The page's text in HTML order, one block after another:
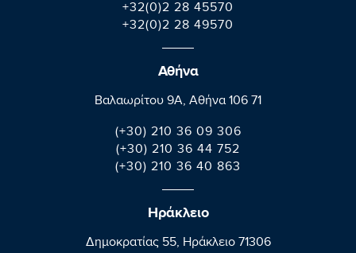
+32(0)2 28 45570
+32(0)2 28 49570
Αθήνα
Βαλαωρίτου 9A, Aθήνα 106 71
(+30) 210 36 09 306
(+30) 210 36 44 752
(+30) 210 36 40 863
Ηράκλειο
Δημοκρατίας 55, Ηράκλειο 71306